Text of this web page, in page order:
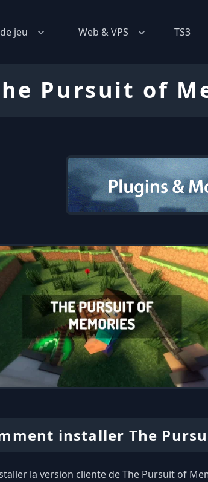
jeu Web & VPS TS3
Pursuit of
installer The
la version cliente de The Pursuit of